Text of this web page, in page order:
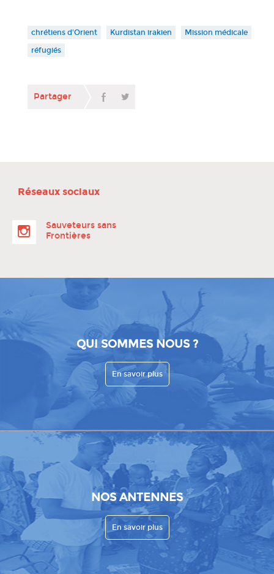
chrétiens d'Orient Kurdistan irakien Mission médicale
réfugiés
Partager
Réseaux sociaux
Sauveteurs sans
Frontières
QUI SOMMES NOUS ?
En savoir plus
NOS ANTENNES
En savoir plus